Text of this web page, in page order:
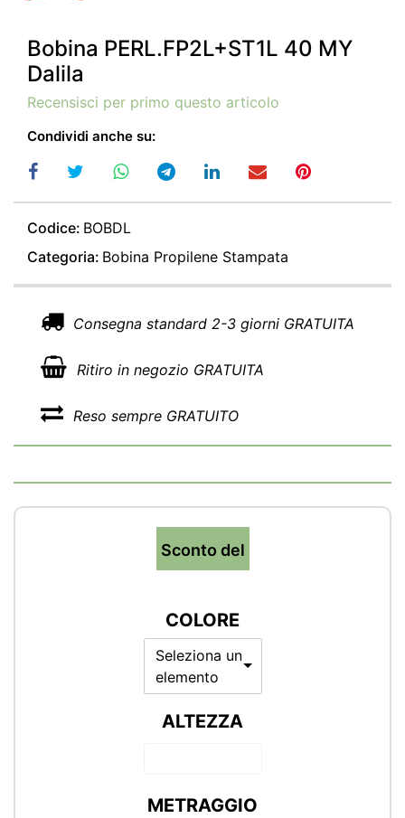
Bobina PERL.FP2L+ST1L 40 MY
Dalila
Recensisci per primo questo articolo
Condividi anche su:
Codice: BOBDL
Categoria: Bobina Propilene Stampata
Consegna standard 2-3 giorni GRATUITA
Ritiro in negozio GRATUITA
Reso sempre GRATUITO
Sconto del
COLORE
Seleziona un
elemento
ALTEZZA
METRAGGIO